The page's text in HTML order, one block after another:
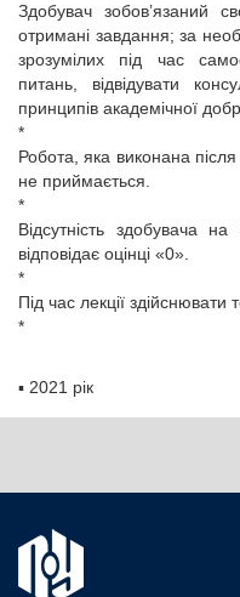
Здобувач зобов’язаний
отримані завдання; за
зрозумілих під час
питань, відвідувати
принципів академічної
*
Робота, яка виконана
не приймається.
*
Відсутність здобувача
відповідає оцінці «0».
*
Під час лекції здійснювати
*
▪ 2021 рік